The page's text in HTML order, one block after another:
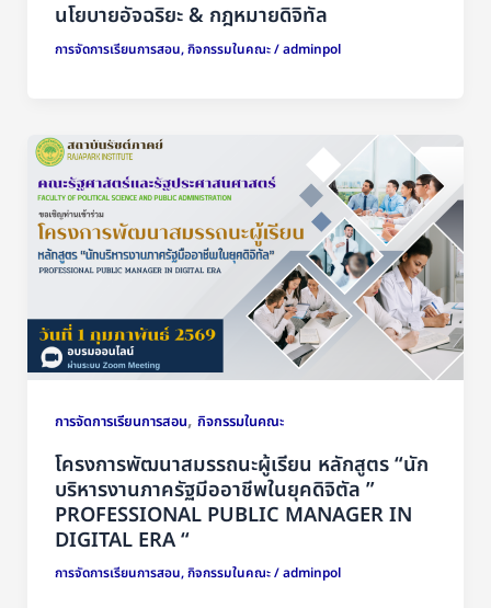
นโยบายอัจฉริยะ & กฎหมายดิจิทัล
การจัดการเรียนการสอน,กิจกรรมในคณะ/adminpol
การจัดการเรียนการสอน, กิจกรรมในคณะ
โครงการพัฒนาสมรรถนะผู้เรียน หลักสูตร “นัก
บริหารงานภาครัฐมีออาชีพในยุคดิจิตัล ”
PROFESSIONAL PUBLIC MANAGER IN
DIGITAL ERA “
การจัดการเรียนการสอน,กิจกรรมในคณะ/adminpol